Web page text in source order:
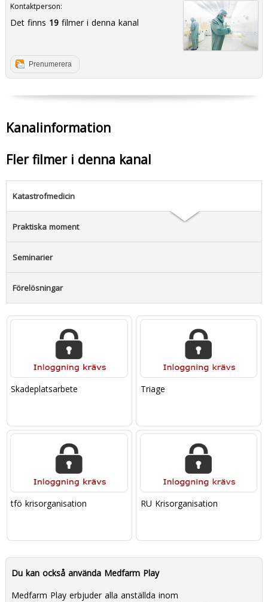
Kontaktperson:
Det finns 19filmer i denna kanal
Prenumerera
Kanalinformation
Fler filmer i denna kanal
Katastrofmedicin
Praktiska moment
Seminarier
Förelösningar
Skadeplatsarbete Triage
tfö krisorganisation RU Krisorganisation
Du kan också använda Medfarm Play
Medfarm Play erbjuder alla anställda inom